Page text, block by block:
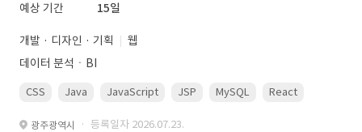
예상 기간
15일
개발 · 디자인 · 기획
웹
데이터 분석ㆍBI
CSS Java JavaScript JSP MySQL React
광주광역시 · 등록일자 2026.07.23.